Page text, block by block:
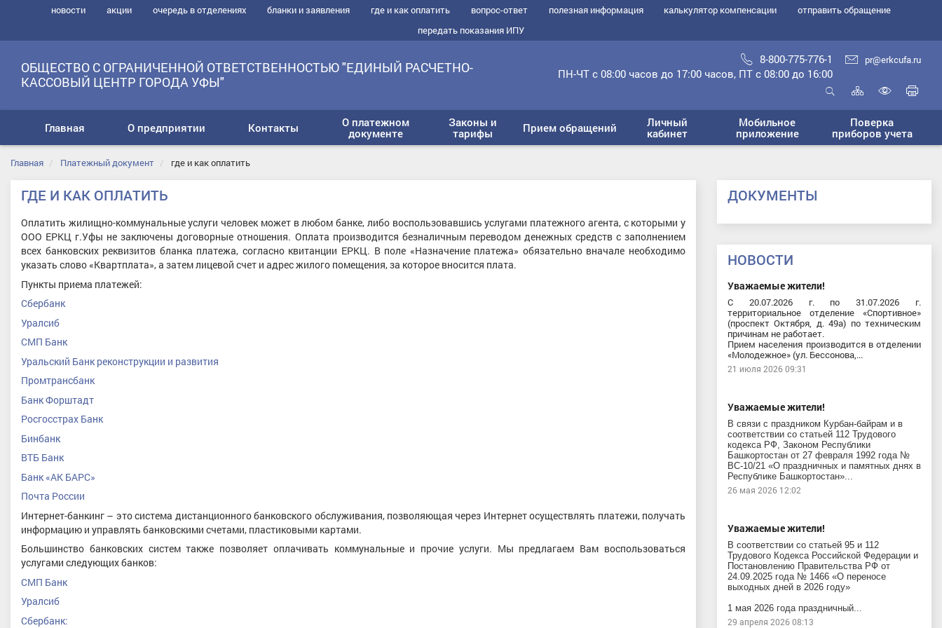
новости акции очередь в отделениях бланки и заявления где и как оплатить вопрос-ответ полезная информация калькулятор компенсации
отправить обращение
передать показания ИПУ
ОБЩЕСТВО С ОГРАНИЧЕННОЙ ОТВЕТСТВЕННОСТЬЮ "ЕДИНЫЙ РАСЧЕТНО-
КАССОВЫЙ ЦЕНТР ГОРОДА УФЫ"
8-800-775-776-1
ПН-ЧТ с 08:00 часов до 17:00 часов, ПТ с 08:00 до 16:00
pr@erkcufa.ru
поиск
Карта
сайта
для
Главная О предприятии Контакты
О платежном
документе
Законы и
тарифы
Прием обращений
Личный
кабинет
Мобильное
приложение
Поверка
приборов учета
Главная Платежный документ где и как оплатить
ГДЕ И КАК ОПЛАТИТЬ
Оплатить жилищно-коммунальные услуги человек может в любом банке, либо воспользовавшись услугами платежного агента, с которыми у
ООО ЕРКЦ г.Уфы не заключены договорные отношения. Оплата производится безналичным переводом денежных средств с заполнением
всех банковских реквизитов бланка платежа, согласно квитанции ЕРКЦ. В поле «Назначение платежа» обязательно вначале необходимо
указать слово «Квартплата», а затем лицевой счет и адрес жилого помещения, за которое вносится плата.
Пункты приема платежей:
Сбербанк
Уралсиб
СМП Банк
Уральский Банк реконструкции и развития
Промтрансбанк
Банк Форштадт
Росгосстрах Банк
Бинбанк
ВТБ Банк
Банк «АК БАРС»
Почта России
Интернет-банкинг – это система дистанционного банковского обслуживания, позволяющая через Интернет осуществлять платежи, получать
информацию и управлять банковскими счетами, пластиковыми картами.
Большинство банковских систем также позволяет оплачивать коммунальные и прочие услуги. Мы предлагаем Вам воспользоваться
услугами следующих банков:
СМП Банк
Уралсиб
Сбербанк:
ДОКУМЕНТЫ
НОВОСТИ
Уважаемые жители!
С 20.07.2026 г. по 31.07.2026 г.
территориальное отделение «Спортивное»
(проспект Октября, д. 49а) по техническим
причинам не работает.
Прием населения производится в отделении
«Молодежное» (ул. Бессонова,...
21 июля 2026 09:31
Уважаемые жители!
В связи с праздником Курбан-байрам и в
соответствии со статьей 112 Трудового
кодекса РФ, Законом Республики
Башкортостан от 27 февраля 1992 года №
ВС-10/21 «О праздничных и памятных днях в
Республике Башкортостан»...
26 мая 2026 12:02
Уважаемые жители!
В соответствии со статьей 95 и 112
Трудового Кодекса Российской Федерации и
Постановлению Правительства РФ от
24.09.2025 года № 1466 «О переносе
выходных дней в 2026 году»
1 мая 2026 года праздничный...
29 апреля 2026 08:13